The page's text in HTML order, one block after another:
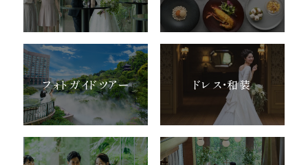
フォトガイドツアー ドレス・和装